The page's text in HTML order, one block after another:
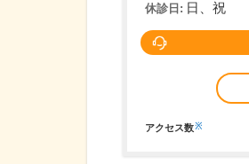
休診日: 日、祝
アクセス数※